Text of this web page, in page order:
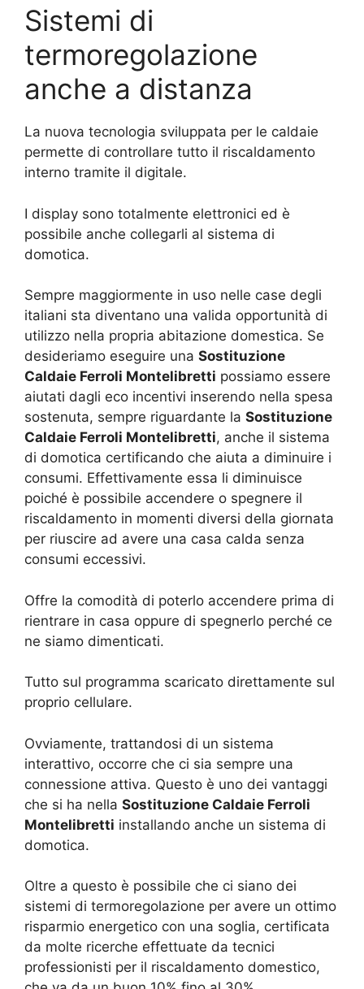
Sistemi di
termoregolazione
anche a distanza
La nuova tecnologia sviluppata per le caldaie
permette di controllare tutto il riscaldamento
interno tramite il digitale.
I display sono totalmente elettronici ed è
possibile anche collegarli al sistema di
domotica.
Sempre maggiormente in uso nelle case degli
italiani sta diventano una valida opportunità di
utilizzo nella propria abitazione domestica. Se
desideriamo eseguire una Sostituzione
Caldaie Ferroli Montelibretti possiamo essere
aiutati dagli eco incentivi inserendo nella spesa
sostenuta, sempre riguardante la Sostituzione
Caldaie Ferroli Montelibretti, anche il sistema
di domotica certificando che aiuta a diminuire i
consumi. Effettivamente essa li diminuisce
poiché è possibile accendere o spegnere il
riscaldamento in momenti diversi della giornata
per riuscire ad avere una casa calda senza
consumi eccessivi.
Offre la comodità di poterlo accendere prima di
rientrare in casa oppure di spegnerlo perché ce
ne siamo dimenticati.
Tutto sul programma scaricato direttamente sul
proprio cellulare.
Ovviamente, trattandosi di un sistema
interattivo, occorre che ci sia sempre una
connessione attiva. Questo è uno dei vantaggi
che si ha nella Sostituzione Caldaie Ferroli
Montelibretti installando anche un sistema di
domotica.
Oltre a questo è possibile che ci siano dei
sistemi di termoregolazione per avere un ottimo
risparmio energetico con una soglia, certificata
da molte ricerche effettuate da tecnici
professionisti per il riscaldamento domestico,